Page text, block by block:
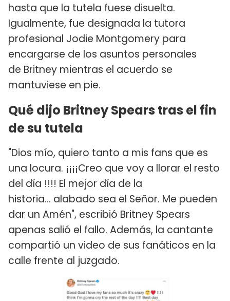
hasta que la tutela fuese disuelta.
Igualmente, fue designada la tutora
profesional Jodie Montgomery para
encargarse de los asuntos personales
de Britney mientras el acuerdo se
mantuviese en pie.
Qué dijo Britney Spears tras el fin
de su tutela
"Dios mío, quiero tanto a mis fans que es
una locura. ¡¡¡¡Creo que voy a llorar el resto
del día !!!! El mejor día de la
historia... alabado sea el Señor. Me pueden
dar un Amén", escribió Britney Spears
apenas salió el fallo. Además, la cantante
compartió un video de sus fanáticos en la
calle frente al juzgado.